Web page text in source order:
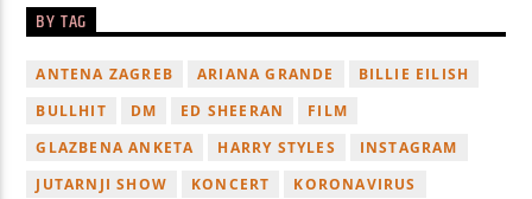
BY TAG
ANTENA ZAGREB ARIANA GRANDE
BILLIE EILISH
BULLHIT
DM ED SHEERAN
FILM
GLAZBENA ANKETA
HARRY STYLES
INSTAGRAM
JUTARNJI SHOW
KONCERT KORONAVIRUS